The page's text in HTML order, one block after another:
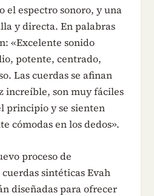
el espectro sonoro, y una
y directa. En palabras
«Excelente sonido
potente, centrado,
Las cuerdas se afinan
increíble, son muy fáciles
principio y se sienten
cómodas en los dedos».
proceso de
sintéticas Evah
diseñadas para ofrecer